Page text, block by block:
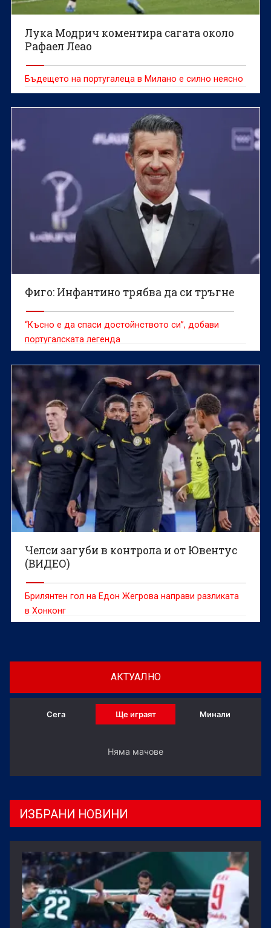
Лука Модрич коментира сагата около
Рафаел Леао
Бъдещето на португалеца в Милано е силно неясно
Фиго: Инфантино трябва да си тръгне
“Късно е да спаси достойнството си”, добави
португалската легенда
Челси загуби в контрола и от Ювентус
(ВИДЕО)
Брилянтен гол на Едон Жегрова направи разликата
в Хонконг
АКТУАЛНО
Сега Ще играят Минали
Няма мачове
ИЗБРАНИ НОВИНИ